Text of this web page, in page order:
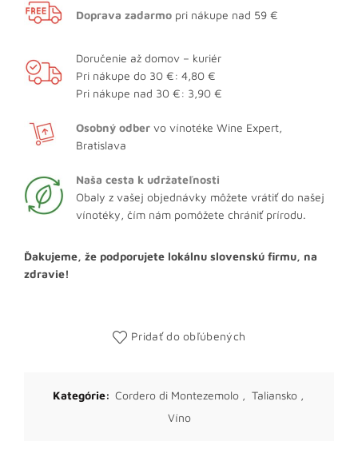
Doprava zadarmo pri nákupe nad 59 €
Doručenie až domov – kuriér
Pri nákupe do 30 €: 4,80 €
Pri nákupe nad 30 €: 3,90 €
Osobný odber vo vínotéke Wine Expert,
Bratislava
Naša cesta k udržateľnosti
Obaly z vašej objednávky môžete vrátiť do našej
vínotéky, čím nám pomôžete chrániť prírodu.
Ďakujeme, že podporujete lokálnu slovenskú firmu, na
zdravie!
Pridať do obľúbených
Kategórie: Cordero di Montezemolo , Taliansko ,
Víno